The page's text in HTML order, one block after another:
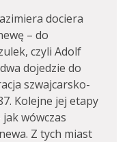
dociera
– do
czyli Adolf
dojedzie do
szwajcarsko-
Kolejne jej etapy
wówczas
Z tych miast